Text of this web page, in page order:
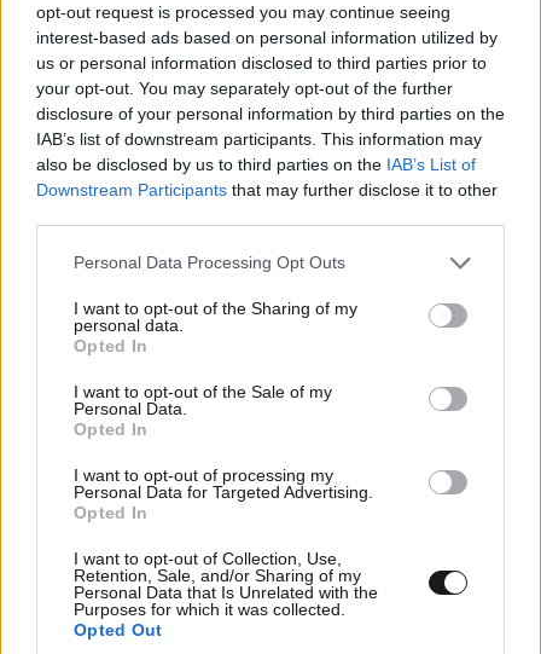
opt-out request is processed you may continue seeing
interest-based ads based on personal information utilized by
us or personal information disclosed to third parties prior to
your opt-out. You may separately opt-out of the further
disclosure of your personal information by third parties on the
IAB’s list of downstream participants. This information may
also be disclosed by us to third parties on the IAB’s List of
Downstream Participants that may further disclose it to other
Please note that this website/app uses one or more Google
not limited to your visit or usage behaviour. You may click to
grant or deny consent to Google and its third-party tags to
use your data for below specified purposes in below Google
consent section.
Personal Data Processing Opt Outs
I want to opt-out of the Sharing of my
personal data.
Opted In
I want to opt-out of the Sale of my
Personal Data.
Opted In
I want to opt-out of processing my
Personal Data for Targeted Advertising.
Opted In
I want to opt-out of Collection, Use,
Retention, Sale, and/or Sharing of my
Personal Data that Is Unrelated with the
Purposes for which it was collected.
Opted Out
Xαρακτήρες: 0/1000
Διαβάστε και ακολουθήστε τους κανόνες σχολιασμού
ΠΡΟΣΘΗΚΗ
σκουροχρωμα vs ανοιχτοχρωμα..... που μαναρι μου ;;
στο σκοταδι.....;;; ''λυχνιας σβησθεισης παν θηλυκο
ρουφηχτρα...'' καπως ετσι..... τοπε και ο αρχαιος δε
ξερω αν το ξερεις μπηστ,αλλα μονο τα θηλυκα σου
ρουφανε το αιμα..... ταρσενικα ειναι καλούλια ως
συνηθως.... μονο zzzzzzzzzzzzzzz... λογια λογια
λογια.....
Απαντήστε